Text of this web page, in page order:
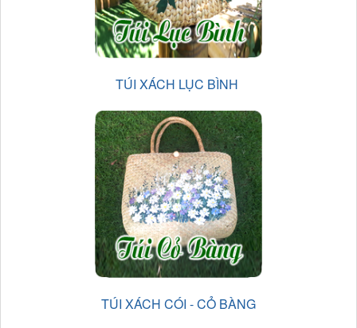
TÚI XÁCH LỤC BÌNH
TÚI XÁCH CÓI - CỎ BÀNG